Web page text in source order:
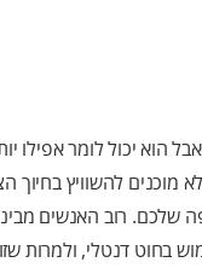
הוא יכול לומר אפילו
מוכנים להשוויץ בחיוך
שלכם. רוב האנשים
בחוט דנטלי, ולמרות